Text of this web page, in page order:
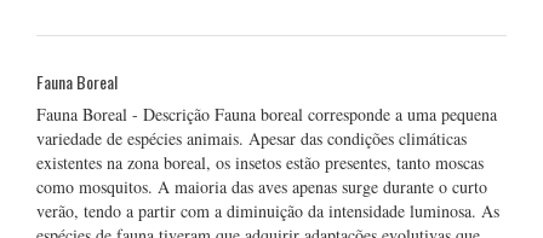
Fauna Boreal
Fauna Boreal - Descrição Fauna boreal corresponde a uma pequena
variedade de espécies animais. Apesar das condições climáticas
existentes na zona boreal, os insetos estão presentes, tanto moscas
como mosquitos. A maioria das aves apenas surge durante o curto
verão, tendo a partir com a diminuição da intensidade luminosa. As